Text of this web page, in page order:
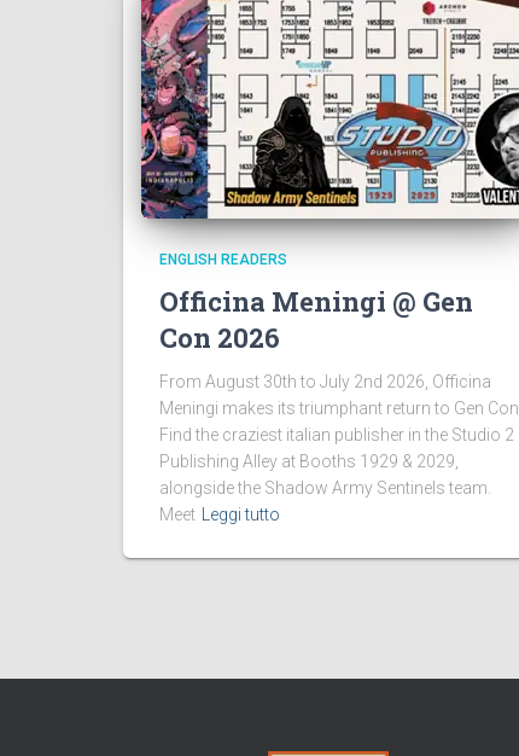
ENGLISH READERS
Officina Meningi @ Gen
Con 2026
From August 30th to July 2nd 2026, Officina
Meningi makes its triumphant return to Gen Con
Find the craziest italian publisher in the Studio 2
Publishing Alley at Booths 1929 & 2029,
alongside the Shadow Army Sentinels team.
Meet
Leggi tutto